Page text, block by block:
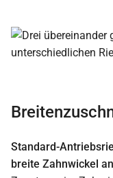
Standard-
breite Zahnwickel